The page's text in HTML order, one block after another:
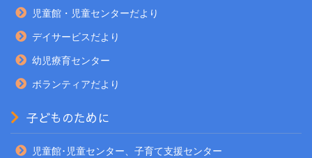
児童館・児童センターだより
デイサービスだより
幼児療育センター
ボランティアだより
子どものために
児童館･児童センター、子育て支援センター